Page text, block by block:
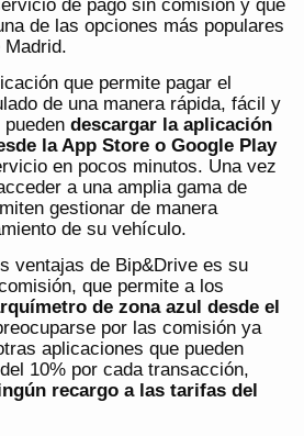
de pago sin comisión y que
de las opciones más populares
que permite pagar el
de una manera rápida, fácil y
descargar la aplicación
la App Store o Google Play
en pocos minutos. Una vez
a una amplia gama de
gestionar de manera
de su vehículo.
ventajas de Bip&Drive es su
que permite a los
de zona azul desde el
por las comisión ya
aplicaciones que pueden
10% por cada transacción,
recargo a las tarifas del